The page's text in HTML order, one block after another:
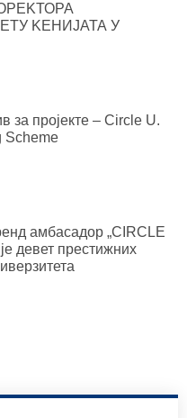
KЕНИЈАТА У
за пројекте – Circle U.
Scheme
амбасадор „CIRCLE
девет престижних